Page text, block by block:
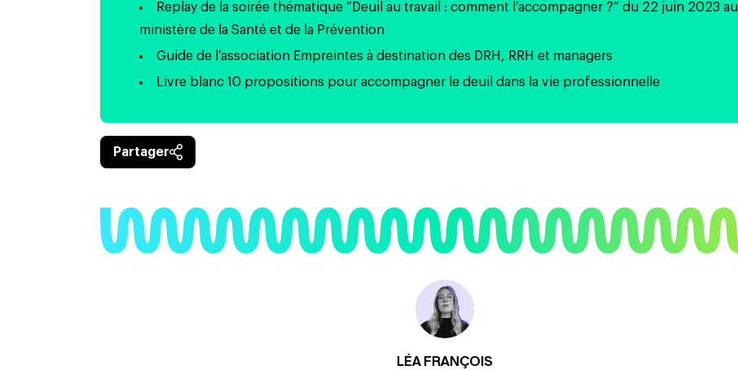
Replay de la soirée thématique ”Deuil au travail : comment l’accompagner ?” du 22 juin 2023 au
ministère de la Santé et de la Prévention
Guide de l’association Empreintes à destination des DRH, RRH et managers
Livre blanc 10 propositions pour accompagner le deuil dans la vie professionnelle
Partager
LÉA FRANÇOIS